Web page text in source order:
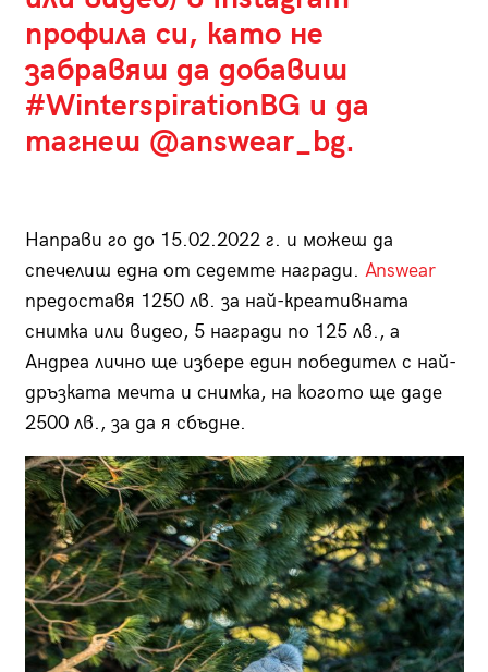
профила си, като не
забравяш да добавиш
#WinterspirationBG и да
тагнеш @answear_bg.
Направи го до 15.02.2022 г. и можеш да
спечелиш една от седемте награди. Answear
предоставя 1250 лв. за най-креативната
снимка или видео, 5 награди по 125 лв., а
Андреа лично ще избере един победител с най-
дръзката мечта и снимка, на когото ще даде
2500 лв., за да я сбъдне.